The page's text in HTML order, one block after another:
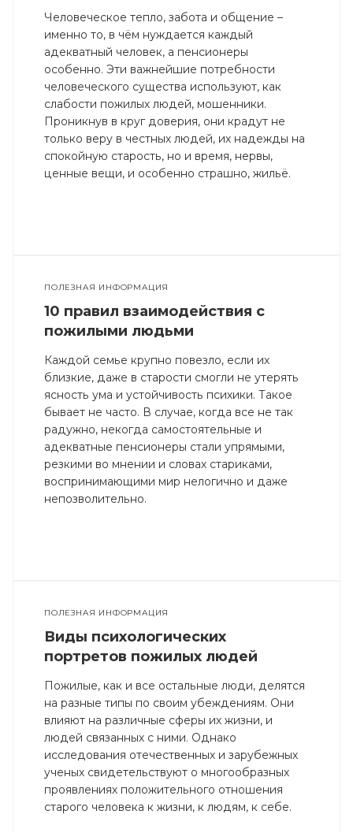
Человеческое тепло, забота и общение –
именно то, в чём нуждается каждый
адекватный человек, а пенсионеры
особенно. Эти важнейшие потребности
человеческого существа используют, как
слабости пожилых людей, мошенники.
Проникнув в круг доверия, они крадут не
только веру в честных людей, их надежды на
спокойную старость, но и время, нервы,
ценные вещи, и особенно страшно, жильё.
ПОЛЕЗНАЯ ИНФОРМАЦИЯ
10 правил взаимодействия с
пожилыми людьми
Каждой семье крупно повезло, если их
близкие, даже в старости смогли не утерять
ясность ума и устойчивость психики. Такое
бывает не часто. В случае, когда все не так
радужно, некогда самостоятельные и
адекватные пенсионеры стали упрямыми,
резкими во мнении и словах стариками,
воспринимающими мир нелогично и даже
непозволительно.
ПОЛЕЗНАЯ ИНФОРМАЦИЯ
Виды психологических
портретов пожилых людей
Пожилые, как и все остальные люди, делятся
на разные типы по своим убеждениям. Они
влияют на различные сферы их жизни, и
людей связанных с ними. Однако
исследования отечественных и зарубежных
ученых свидетельствуют о многообразных
проявлениях положительного отношения
старого человека к жизни, к людям, к себе.